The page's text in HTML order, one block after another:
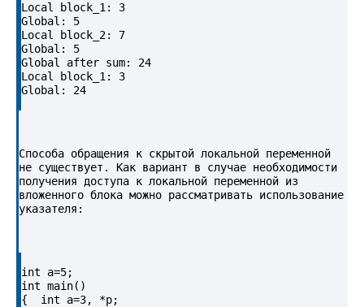
Local block_1: 3
Global: 5
Local block_2: 7
Global: 5
Global after sum: 24
Local block_1: 3
Global: 24
Способа обращения к скрытой локальной переменной
не существует. Как вариант в случае необходимости
получения доступа к локальной переменной из
вложенного блока можно рассматривать использование
указателя:
int a=5;
int main()
{  int a=3, *p;